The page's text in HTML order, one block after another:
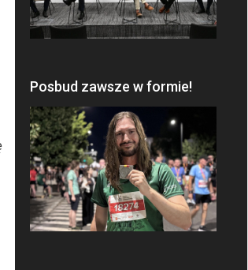
Posbud zawsze w formie!